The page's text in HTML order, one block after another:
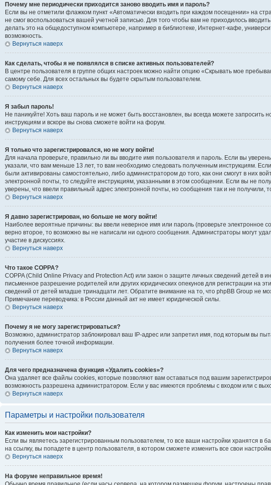
Почему мне периодически приходится заново вводить имя и пароль?
Если вы не отметили флажком пункт «Автоматически входить при каждом посещении» на
не смог воспользоваться вашей учетной записью. Для того чтобы вам не приходилось
делать это на общедоступном компьютере, например в библиотеке, Интернет-кафе,
возможность.
Вернуться наверх
Как сделать, чтобы я не появлялся в списке активных пользователей?
В центре пользователя в группе общих настроек можно найти опцию «Скрывать мое
самому себе. Для всех остальных вы будете скрытым пользователем.
Вернуться наверх
Я забыл пароль!
Не паникуйте! Хоть ваш пароль и не может быть восстановлен, вы всегда можете
инструкциям и вскоре вы снова сможете войти на форум.
Вернуться наверх
Я только что зарегистрировался, но не могу войти!
Для начала проверьте, правильно ли вы вводите имя пользователя и пароль. Если вы
указали, что вам меньше 13 лет, то вам необходимо следовать полученным инструкциям.
были активированы самостоятельно, либо администратором до того, как они смогут в них
электронной почты, то следуйте инструкциям, указанными в этом сообщении. Если вы не
уверены, что ввели правильный адрес электронной почты, но сообщения так и не получили,
Вернуться наверх
Я давно зарегистрирован, но больше не могу войти!
Наиболее вероятные причины: вы ввели неверное имя или пароль (проверьте электронное
верно второе, то возможно вы не написали ни одного сообщения. Администраторы могут
участие в дискуссиях.
Вернуться наверх
Что такое COPPA?
COPPA (Child Online Privacy and Protection Act) или закон о защите личных сведений детей
письменное разрешение родителей или других юридических опекунов для регистрации на
сведений от детей младше тринадцати лет. Обратите внимание на то, что phpBB Group не
Примечание переводчика: в России данный акт не имеет юридической силы.
Вернуться наверх
Почему я не могу зарегистрироваться?
Возможно, администратор заблокировал ваш IP-адрес или запретил имя, под которым вы
получения более точной информации.
Вернуться наверх
Для чего предназначена функция «Удалить cookies»?
Она удаляет все файлы cookies, которые позволяют вам оставаться под вашим
возможность разрешена администратором. Если у вас имеются проблемы с входом или с
Вернуться наверх
Параметры и настройки пользователя
Как изменить мои настройки?
Если вы являетесь зарегистрированным пользователем, то все ваши настройки хранятся
на ссылку, вы попадете в центр пользователя, в котором сможете изменить все свои
Вернуться наверх
На форуме неправильное время!